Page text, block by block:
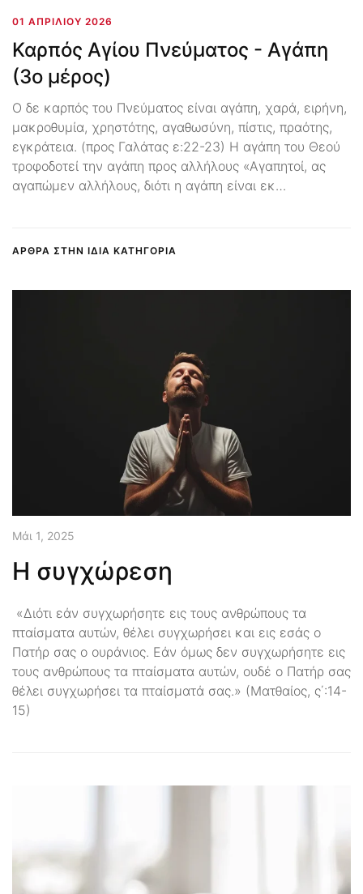
01 ΑΠΡΙΛΊΟΥ 2026
Καρπός Αγίου Πνεύματος - Αγάπη
(3ο μέρος)
Ο δε καρπός του Πνεύματος είναι αγάπη, χαρά, ειρήνη,
μακροθυμία, χρηστότης, αγαθωσύνη, πίστις, πραότης,
εγκράτεια. (προς Γαλάτας ε:22-23) Η αγάπη του Θεού
τροφοδοτεί την αγάπη προς αλλήλους «Αγαπητοί, ας
αγαπώμεν αλλήλους, διότι η αγάπη είναι εκ…
ΑΡΘΡΑ ΣΤΗΝ ΙΔΙΑ ΚΑΤΗΓΟΡΙΑ
Μάι 1, 2025
Η συγχώρεση
«Διότι εάν συγχωρήσητε εις τους ανθρώπους τα
πταίσματα αυτών, θέλει συγχωρήσει και εις εσάς ο
Πατήρ σας ο ουράνιος. Εάν όμως δεν συγχωρήσητε εις
τους ανθρώπους τα πταίσματα αυτών, ουδέ ο Πατήρ σας
θέλει συγχωρήσει τα πταίσματά σας.» (Ματθαίος, ς΄:14-
15)